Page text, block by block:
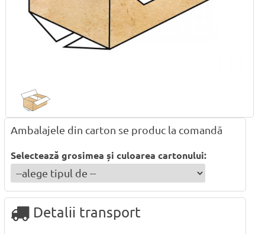
Ambalajele din carton se produc la comandă
Selectează grosimea și culoarea cartonului:
Detalii transport